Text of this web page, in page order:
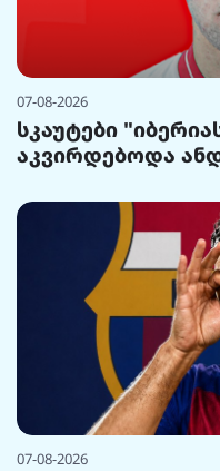
07-08-2026
სკაუტები
აკვირდებოდა
07-08-2026